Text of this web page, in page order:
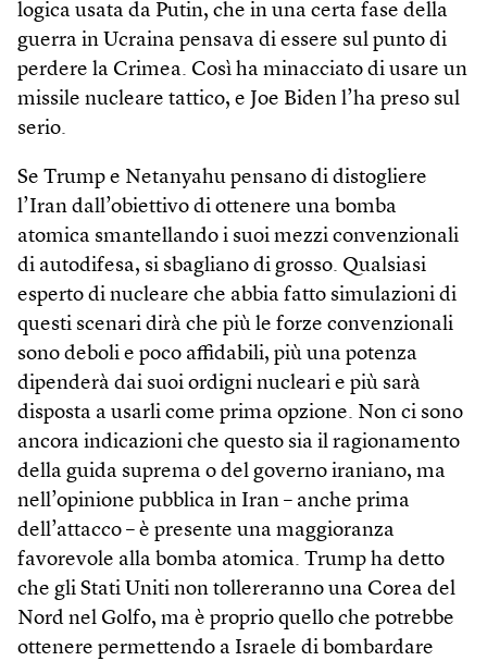
logica usata da Putin, che in una certa fase della
guerra in Ucraina pensava di essere sul punto di
perdere la Crimea. Così ha minacciato di usare un
missile nucleare tattico, e Joe Biden l’ha preso sul
serio.
Se Trump e Netanyahu pensano di distogliere
l’Iran dall’obiettivo di ottenere una bomba
atomica smantellando i suoi mezzi convenzionali
di autodifesa, si sbagliano di grosso. Qualsiasi
esperto di nucleare che abbia fatto simulazioni di
questi scenari dirà che più le forze convenzionali
sono deboli e poco affidabili, più una potenza
dipenderà dai suoi ordigni nucleari e più sarà
disposta a usarli come prima opzione. Non ci sono
ancora indicazioni che questo sia il ragionamento
della guida suprema o del governo iraniano, ma
nell’opinione pubblica in Iran – anche prima
dell’attacco – è presente una maggioranza
favorevole alla bomba atomica. Trump ha detto
che gli Stati Uniti non tollereranno una Corea del
Nord nel Golfo, ma è proprio quello che potrebbe
ottenere permettendo a Israele di bombardare